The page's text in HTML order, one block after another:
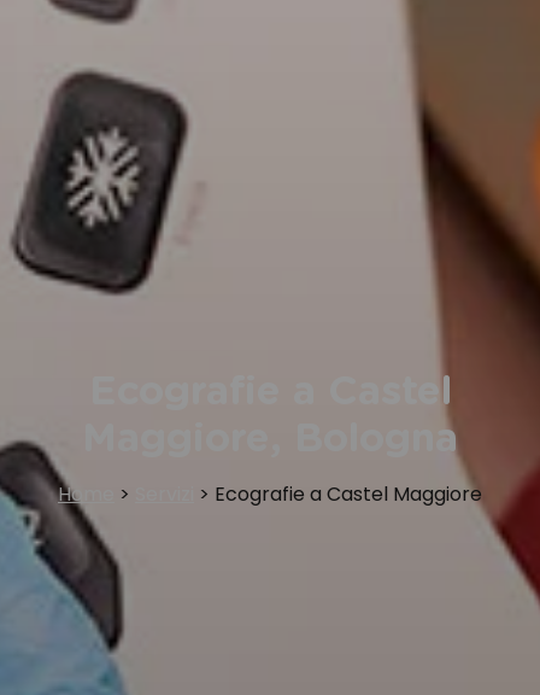
Ecografie a Castel
Maggiore, Bologna
Home > > Ecografie a Castel Maggiore